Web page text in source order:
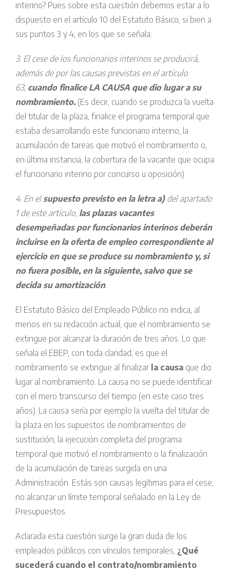
interino? Pues sobre esta cuestión debemos estar a lo
dispuesto en el artículo 10 del Estatuto Básico, si bien a
sus puntos 3 y 4, en los que se señala:
3. El cese de los funcionarios interinos se producirá,
además de por las causas previstas en el artículo
63, cuando finalice LA CAUSA que dio lugar a su
nombramiento. (Es decir, cuando se produzca la vuelta
del titular de la plaza, finalice el programa temporal que
estaba desarrollando este funcionario interino, la
acumulación de tareas que motivó el nombramiento o,
en última instancia, la cobertura de la vacante que ocupa
el funcionario interino por concurso u oposición)
4. En elsupuesto previsto en la letra a)del apartado
1 de este artículo, las plazas vacantes
desempeñadas por funcionarios interinos deberán
incluirse en la oferta de empleo correspondiente al
ejercicio en que se produce su nombramiento y, si
no fuera posible, en la siguiente, salvo que se
decida su amortización.
El Estatuto Básico del Empleado Público no indica, al
menos en su redacción actual, que el nombramiento se
extingue por alcanzar la duración de tres años. Lo que
señala el EBEP, con toda claridad, es que el
nombramiento se extingue al finalizarla causa que dio
lugar al nombramiento. La causa no se puede identificar
con el mero transcurso del tiempo (en este caso tres
años). La causa sería por ejemplo la vuelta del titular de
la plaza en los supuestos de nombramientos de
sustitución, la ejecución completa del programa
temporal que motivó el nombramiento o la finalización
de la acumulación de tareas surgida en una
Administración. Estás son causas legítimas para el cese,
no alcanzar un límite temporal señalado en la Ley de
Presupuestos.
Aclarada esta cuestión surge la gran duda de los
empleados públicos con vínculos temporales, ¿Qué
sucederá cuando el contrato/nombramiento